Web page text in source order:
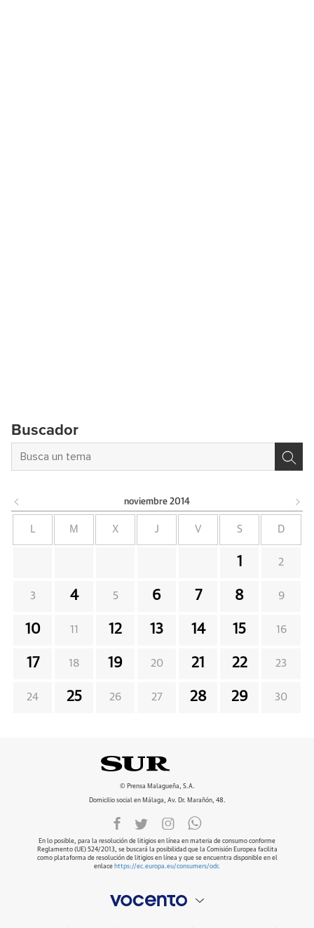
Buscador
noviembre 2014
L M X J V S D
1 2
3 4 5 6 7 8 9
10 11 12 13 14 15 16
17 18 19 20 21 22 23
24 25 26 27 28 29 30
© Prensa Malagueña, S.A.
Domicilio social en Málaga, Av. Dr. Marañón, 48.
En lo posible, para la resolución de litigios en línea en materia de consumo conforme
Reglamento (UE) 524/2013, se buscará la posibilidad que la Comisión Europea facilita
como plataforma de resolución de litigios en línea y que se encuentra disponible en el
enlace https://ec.europa.eu/consumers/odr.